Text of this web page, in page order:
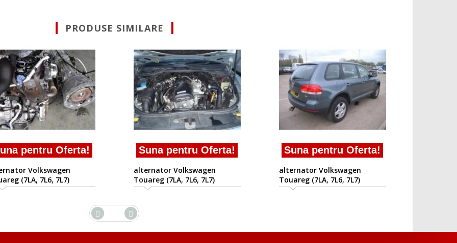
PRODUSE SIMILARE
pentru Oferta!
Volkswagen
(7LA, 7L6, 7L7)
10-2010/05
Suna pentru Oferta!
alternator Volkswagen
Touareg (7LA, 7L6, 7L7)
2002/10-2010/05
Suna pentru Oferta!
alternator Volkswagen
Touareg (7LA, 7L6, 7L7)
2002/10-2010/05